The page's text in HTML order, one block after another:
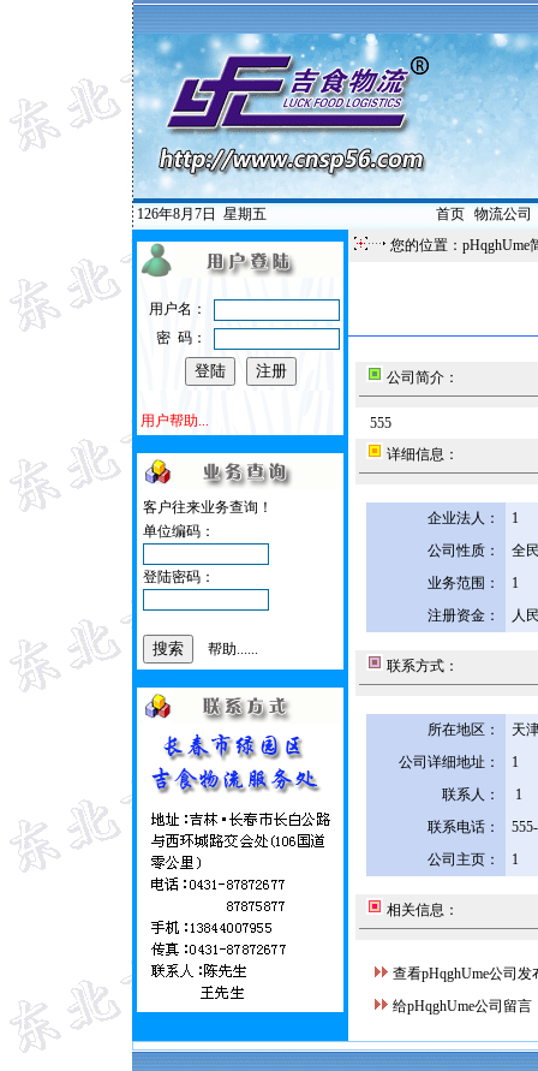
126年8月7日 星期五 首页| 物流公司
用户名：
密 码：
用户帮助...
客户往来业务查询！
单位编码：
登陆密码：
帮助......
您的位置：pHqghUme
公司简介：
555
详细信息：
企业法人：
1
公司性质：
全
业务范围：
1
注册资金：
人
联系方式：
所在地区：
天
公司详细地址：
1
联系人：
1
联系电话：
公司主页：
1
相关信息：
查看pHqghUme公司发
给pHqghUme公司留言